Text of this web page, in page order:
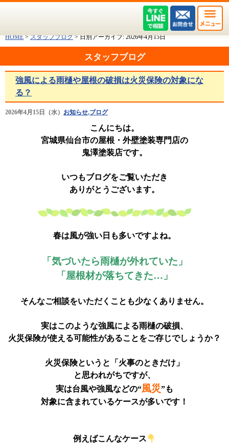
HOME > スタッフブログ > 日別アーカイブ:2026年4月15日
スタッフブログ
強風による雨樋や屋根の破損は火災保険の対象にな
る？
2026年4月15日（水） お知らせ,ブログ
こんにちは。
宮城県仙台市の屋根・外壁塗装専門店の
鬼澤塗装店です。
いつもブログをご覧いただき
ありがとうございます。
春は風が強い日も多いですよね。
「気づいたら雨樋が外れていた」
「屋根材が落ちてきた…」
そんなご相談をいただくことも少なくありません。
実はこのような強風による雨樋の破損、
火災保険が使える可能性があることをご存じでしょうか？
火災保険というと「火事のときだけ 」
と思われがちですが、
実は台風や強風などの“風災”も
対象に含まれているケースが多いです！
例えばこんなケース